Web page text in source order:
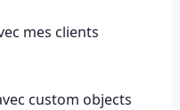
mes clients
custom objects